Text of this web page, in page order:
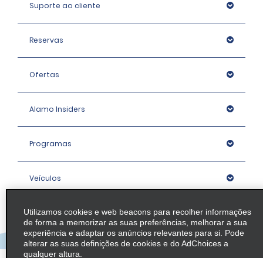
Suporte ao cliente
Reservas
Ofertas
Alamo Insiders
Programas
Veículos
Agências
Empresa
Utilizamos cookies e web beacons para recolher informações
de forma a memorizar as suas preferências, melhorar a sua
experiência e adaptar os anúncios relevantes para si. Pode
alterar as suas definições de cookies e do AdChoices a
qualquer altura.